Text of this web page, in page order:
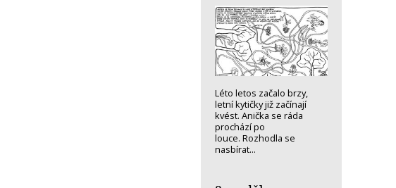
Léto letos začalo brzy,
letní kytičky již začínají
kvést. Anička se ráda
prochází po
louce. Rozhodla se
nasbírat...